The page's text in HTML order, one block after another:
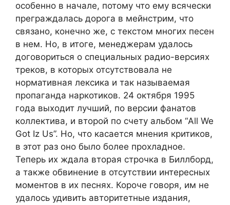
особенно в начале, потому что ему всячески
преграждалась дорога в мейнстрим, что
связано, конечно же, с текстом многих песен
в нем. Но, в итоге, менеджерам удалось
договориться о специальных радио-версиях
треков, в которых отсутствовала не
нормативная лексика и так называемая
пропаганда наркотиков. 24 октября 1995
года выходит лучший, по версии фанатов
коллектива, и второй по счету альбом “All We
Got Iz Us”. Но, что касается мнения критиков,
в этот раз оно было более прохладное.
Теперь их ждала вторая строчка в Биллборд,
а также обвинение в отсутствии интересных
моментов в их песнях. Короче говоря, им не
удалось удивить авторитетные издания,